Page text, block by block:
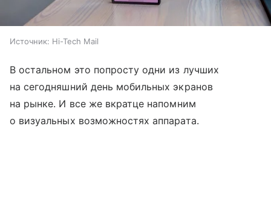
Источник: Hi-Tech Mail
В остальном это попросту одни из лучших
на сегодняшний день мобильных экранов
на рынке. И все же вкратце напомним
о визуальных возможностях аппарата.